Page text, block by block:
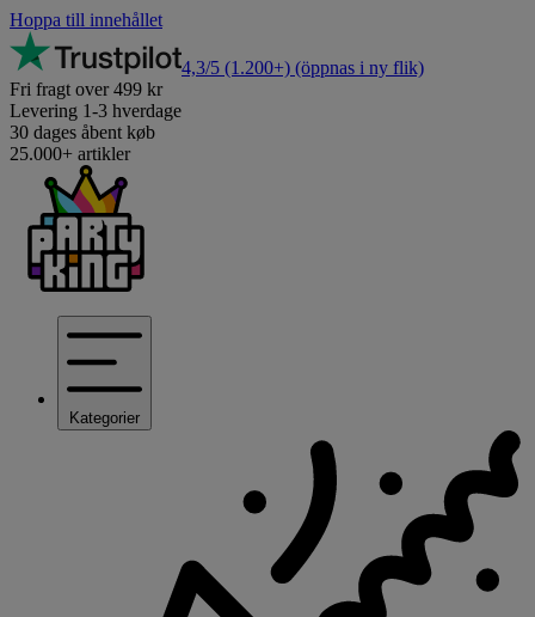
Hoppa till innehållet
4,3/5 (1.200+) (öppnas i ny flik)
Fri fragt over 499 kr
Levering 1-3 hverdage
30 dages åbent køb
25.000+ artikler
Kategorier